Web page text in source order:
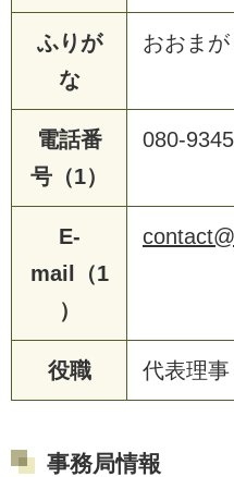
ふりが
な
おおまが
電話番
号（1）
080-
E-
mail（1
）
役職 代表理事
事務局情報